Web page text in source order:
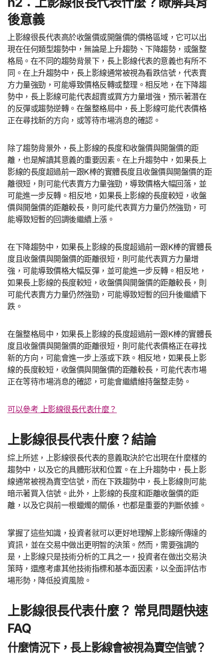
後意義
上影線很長代表高於收盤價或開盤價的價格區域，它可以出
現在任何類型趨勢中，無論是上升趨勢、下降趨勢，或盤整
格局。在不同的趨勢背景下，長上影線代表的意義也有所不
同。在上升趨勢中，長上影線通常被視為看跌信號，代表賣
方力量強勁，可能導致價格反轉或整理。相反地，在下降趨
勢中，長上影線可能代表超賣或買方力量增強，預示著潛在
的反彈或趨勢逆轉。在盤整格局中，長上影線可能代表價格
正在尋找新的方向，或等待市場消息的確認。
除了趨勢背景外，長上影線的長度和收盤價與開盤價的距
離，也是解讀其意義的重要因素。在上升趨勢中，如果長上
影線的長度超過前一跟K棒的實體長度且收盤價與開盤價的距
離很短，則可能代表賣方力量強勁，導致價格大幅回落，並
可能進一步反轉。相反地，如果長上影線的長度較短，收盤
價與開盤價的距離較長，則可能代表買方力量仍然強勁，可
能導致短暫的回調後繼續上漲。
在下降趨勢中，如果長上影線的長度超過前一跟K棒的實體長
度且收盤價與開盤價的距離很短，則可能代表買方力量增
強，可能導致價格大幅反彈，並可能進一步反轉。相反地，
如果長上影線的長度較短，收盤價與開盤價的距離較長，則
可能代表賣方力量仍然強勁，可能導致短暫的回升後繼續下
跌。
在盤整格局中，如果長上影線的長度超過前一跟K棒的實體長
度且收盤價與開盤價的距離很短，則可能代表價格正在尋找
新的方向，可能會進一步上漲或下跌。相反地，如果長上影
線的長度較短，收盤價與開盤價的距離較長，可能代表市場
正在等待市場消息的確認，可能會繼續維持盤整走勢。
可以參考 上影線很長代表什麼？
上影線很長代表什麼？結論
綜上所述，上影線很長代表的意義取決於它出現在什麼樣的
趨勢中，以及它的具體形狀和位置。在上升趨勢中，長上影
線通常被視為賣空信號，而在下跌趨勢中，長上影線則可能
暗示著買入信號。此外，上影線的長度和距離收盤價的距
離，以及它與前一根蠟燭的關係，也都是重要的判斷依據。
掌握了這些知識，投資者就可以更好地理解上影線所傳達的
資訊，並在交易中做出更明智的決策。然而，需要強調的
是，上影線只是技術分析的工具之一，投資者在做出交易決
策時，還應考慮其他技術指標和基本面因素，以全面評估市
場形勢，降低投資風險。
上影線很長代表什麼？ 常見問題快速
FAQ
什麼情況下，長上影線會被視為賣空信號？